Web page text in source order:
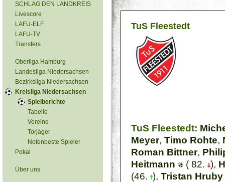
SCHLAG DEN LANDKREIS
Livescore
LAFU-ELF
LAFU-TV
Transfers
Oberliga Hamburg
Landesliga Niedersachsen
Bezirksliga Niedersachsen
Kreisliga Niedersachsen
Spielberichte
Tabelle
Vereine
Torjäger
Notenbeste Spieler
Pokal
Über uns
TuS Fleestedt
TuS Fleestedt:
Meyer, Timo Rohte,
Roman Bittner,
Heitmann
( 82. ),
(46. ), Tristan Hruby